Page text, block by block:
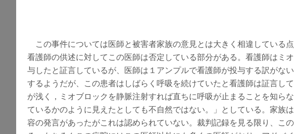
この事件については医師と被害者家族の意見とは大きく相違している
看護師の供述に対してこの医師は否定している部分がある。看護師はミ
与したと証言しているが、医師は１アンプルで看護師が投与する訳がな
するようだが、この患者はしばらく呼吸を続けていたと看護師は証言し
が浅く，ミオブロックを静脈注射すれば直ちに呼吸が止まることを知ら
ているかのように見えたとしても不自然ではない。」としている。家族
容の発言があったがこれは認められていない。裁判記録を見る限り、こ